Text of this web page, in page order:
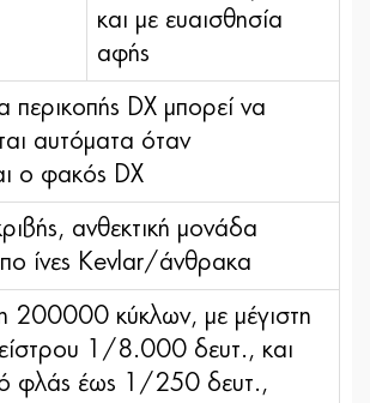
και με ευαισθησία
αφής
περικοπής DX μπορεί να
αυτόματα όταν
ο φακός DX
ανθεκτική μονάδα
ίνες Kevlar/άνθρακα
200000 κύκλων, με μέγιστη
1/8.000 δευτ., και
φλάς έως 1/250 δευτ.,